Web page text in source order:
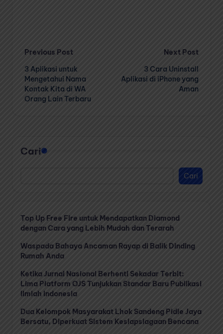
Post
navigation
Previous Post
3 Aplikasi untuk
Mengetahui Nama
Kontak Kita di WA
Orang Lain Terbaru
Next Post
3 Cara Uninstall
Aplikasi di iPhone yang
Aman
Cari
Cari
Top Up Free Fire untuk Mendapatkan Diamond
dengan Cara yang Lebih Mudah dan Terarah
Waspada Bahaya Ancaman Rayap di Balik Dinding
Rumah Anda
Ketika Jurnal Nasional Berhenti Sekadar Terbit:
Lima Platform OJS Tunjukkan Standar Baru Publikasi
Ilmiah Indonesia
Dua Kelompok Masyarakat Lhok Sandeng Pidie Jaya
Bersatu, Diperkuat Sistem Kesiapsiagaan Bencana